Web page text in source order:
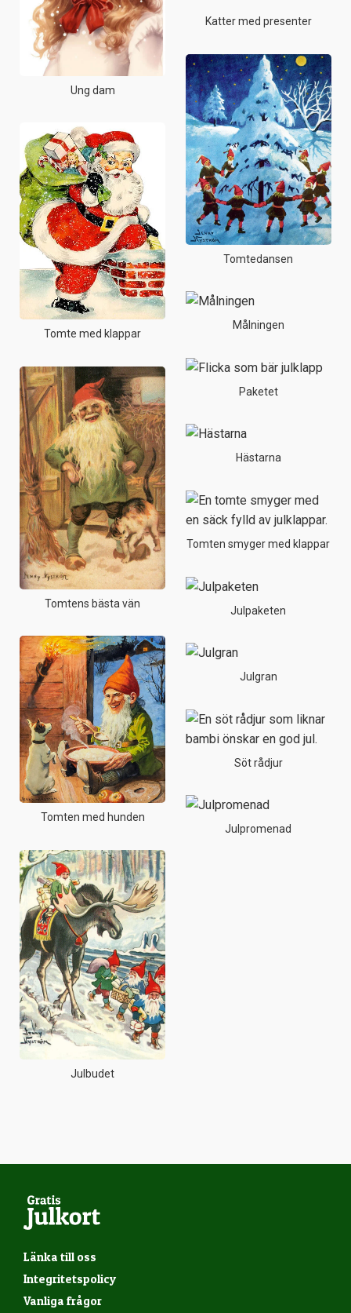
Ung dam
Tomte med klappar
Tomtens bästa vän
Tomten med hunden
Julbudet
Katter med presenter
Tomtedansen
Målningen
Paketet
Hästarna
Tomten smyger med klappar
Julpaketen
Julgran
Söt rådjur
Julpromenad
Länka till oss
Integritetspolicy
Vanliga frågor